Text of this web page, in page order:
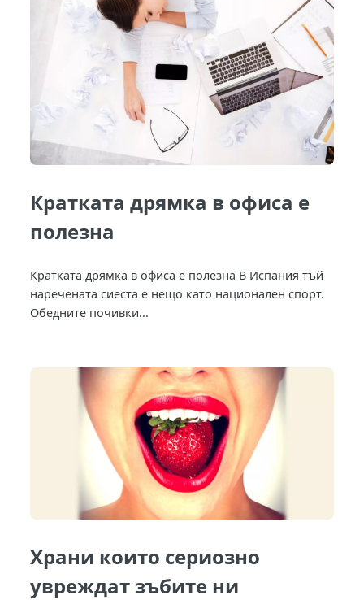
Кратката дрямка в офиса е
полезна
Кратката дрямка в офиса е полезна В Испания тъй
наречената сиеста е нещо като национален спорт.
Обедните почивки...
Храни които сериозно
увреждат зъбите ни